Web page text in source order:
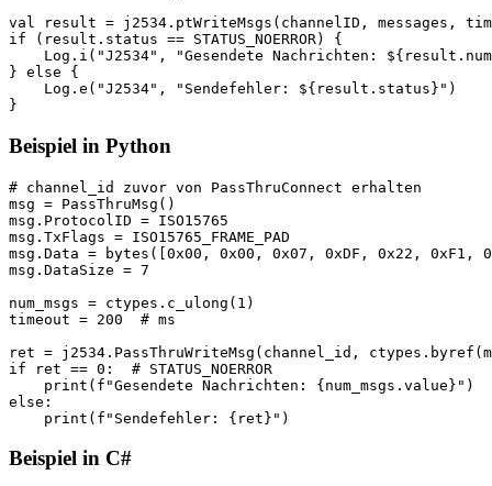
val result = j2534.ptWriteMsgs(channelID, messages,
if (result.status == STATUS_NOERROR) {
Log.i("J2534", "Gesendete Nachrichten:
} else {
    Log.e("J2534", "Sendefehler: ${result.status}")
}
Beispiel in Python
# channel_id zuvor von PassThruConnect erhalten
msg = PassThruMsg()
msg.ProtocolID = ISO15765
msg.TxFlags = ISO15765_FRAME_PAD
msg.Data = bytes([0x00, 0x00, 0x07, 0xDF, 0x22, 0xF1,
msg.DataSize = 7
num_msgs = ctypes.c_ulong(1)
timeout = 200  # ms
ret = j2534.PassThruWriteMsg(channel_id,
if ret == 0:  # STATUS_NOERROR
    print(f"Gesendete Nachrichten: {num_msgs.value}")
else:
    print(f"Sendefehler: {ret}")
Beispiel in C#